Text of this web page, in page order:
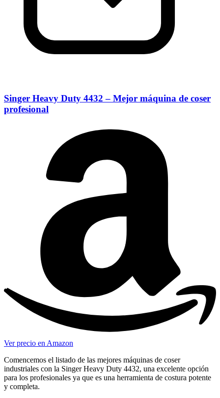
Singer Heavy Duty 4432 – Mejor máquina de coser
profesional
Ver precio en Amazon
Comencemos el listado de las mejores máquinas de coser
industriales con la Singer Heavy Duty 4432, una excelente opción
para los profesionales ya que es una herramienta de costura potente
y completa.